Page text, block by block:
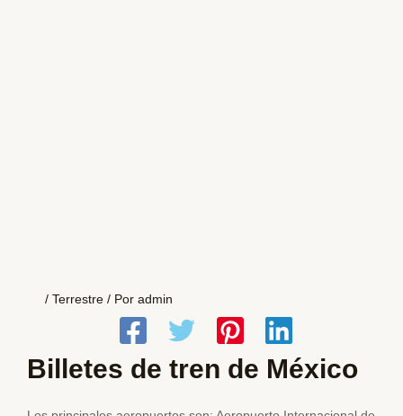
/ Terrestre / Por admin
Billetes de tren de México